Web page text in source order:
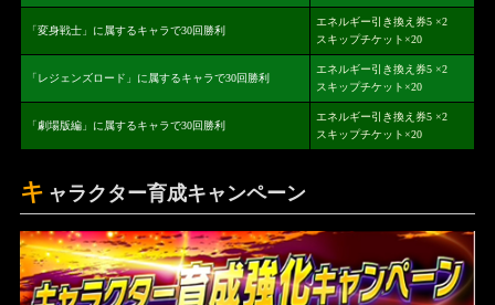
「変身戦士」に属するキャラで30回勝利
エネルギー引き換え券5 ×2
スキップチケット×20
「レジェンズロード」に属するキャラで30回勝利
エネルギー引き換え券5 ×2
スキップチケット×20
「劇場版編」に属するキャラで30回勝利
エネルギー引き換え券5 ×2
スキップチケット×20
キ ャラクター育成キャンペーン